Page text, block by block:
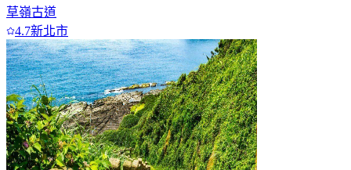
草嶺古道
4.7新北市